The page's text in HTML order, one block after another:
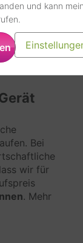
Bei
wir für
. Mehr
und kann